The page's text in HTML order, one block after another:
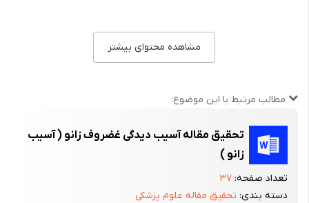
بیومکانیک و مطالب ضروری در موردآشنایی با قوسهای کف پائی و
نحوه اندازه گیری قوس طولی داخلی شرح داده می شود. در بخش دوم،
کار تحقیقاتی حاضر با عنوان "بررسی ارتباط ارتفاع قوس طولی داخلی پا
با شیوع آسیب های مچ و زانوی دونده های حرفه ای مرد" ارائه میگردد
مشاهده محتوای بیشتر
مطالب مرتبط با این موضوع:
تحقیق مقاله آسیب دیدگی غضروف زانو ( آسیب
زانو )
تعداد صفحه: ۳۷
دسته بندی: تحقیق مقاله علوم پزشکی